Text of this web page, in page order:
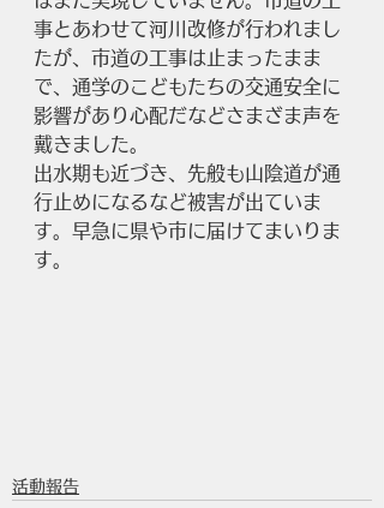
事とあわせて河川改修が行われまし
たが、市道の工事は止まったまま
で、通学のこどもたちの交通安全に
影響があり心配だなどさまざま声を
戴きました。
出水期も近づき、先般も山陰道が通
行止めになるなど被害が出ていま
す。早急に県や市に届けてまいりま
す。
活動報告